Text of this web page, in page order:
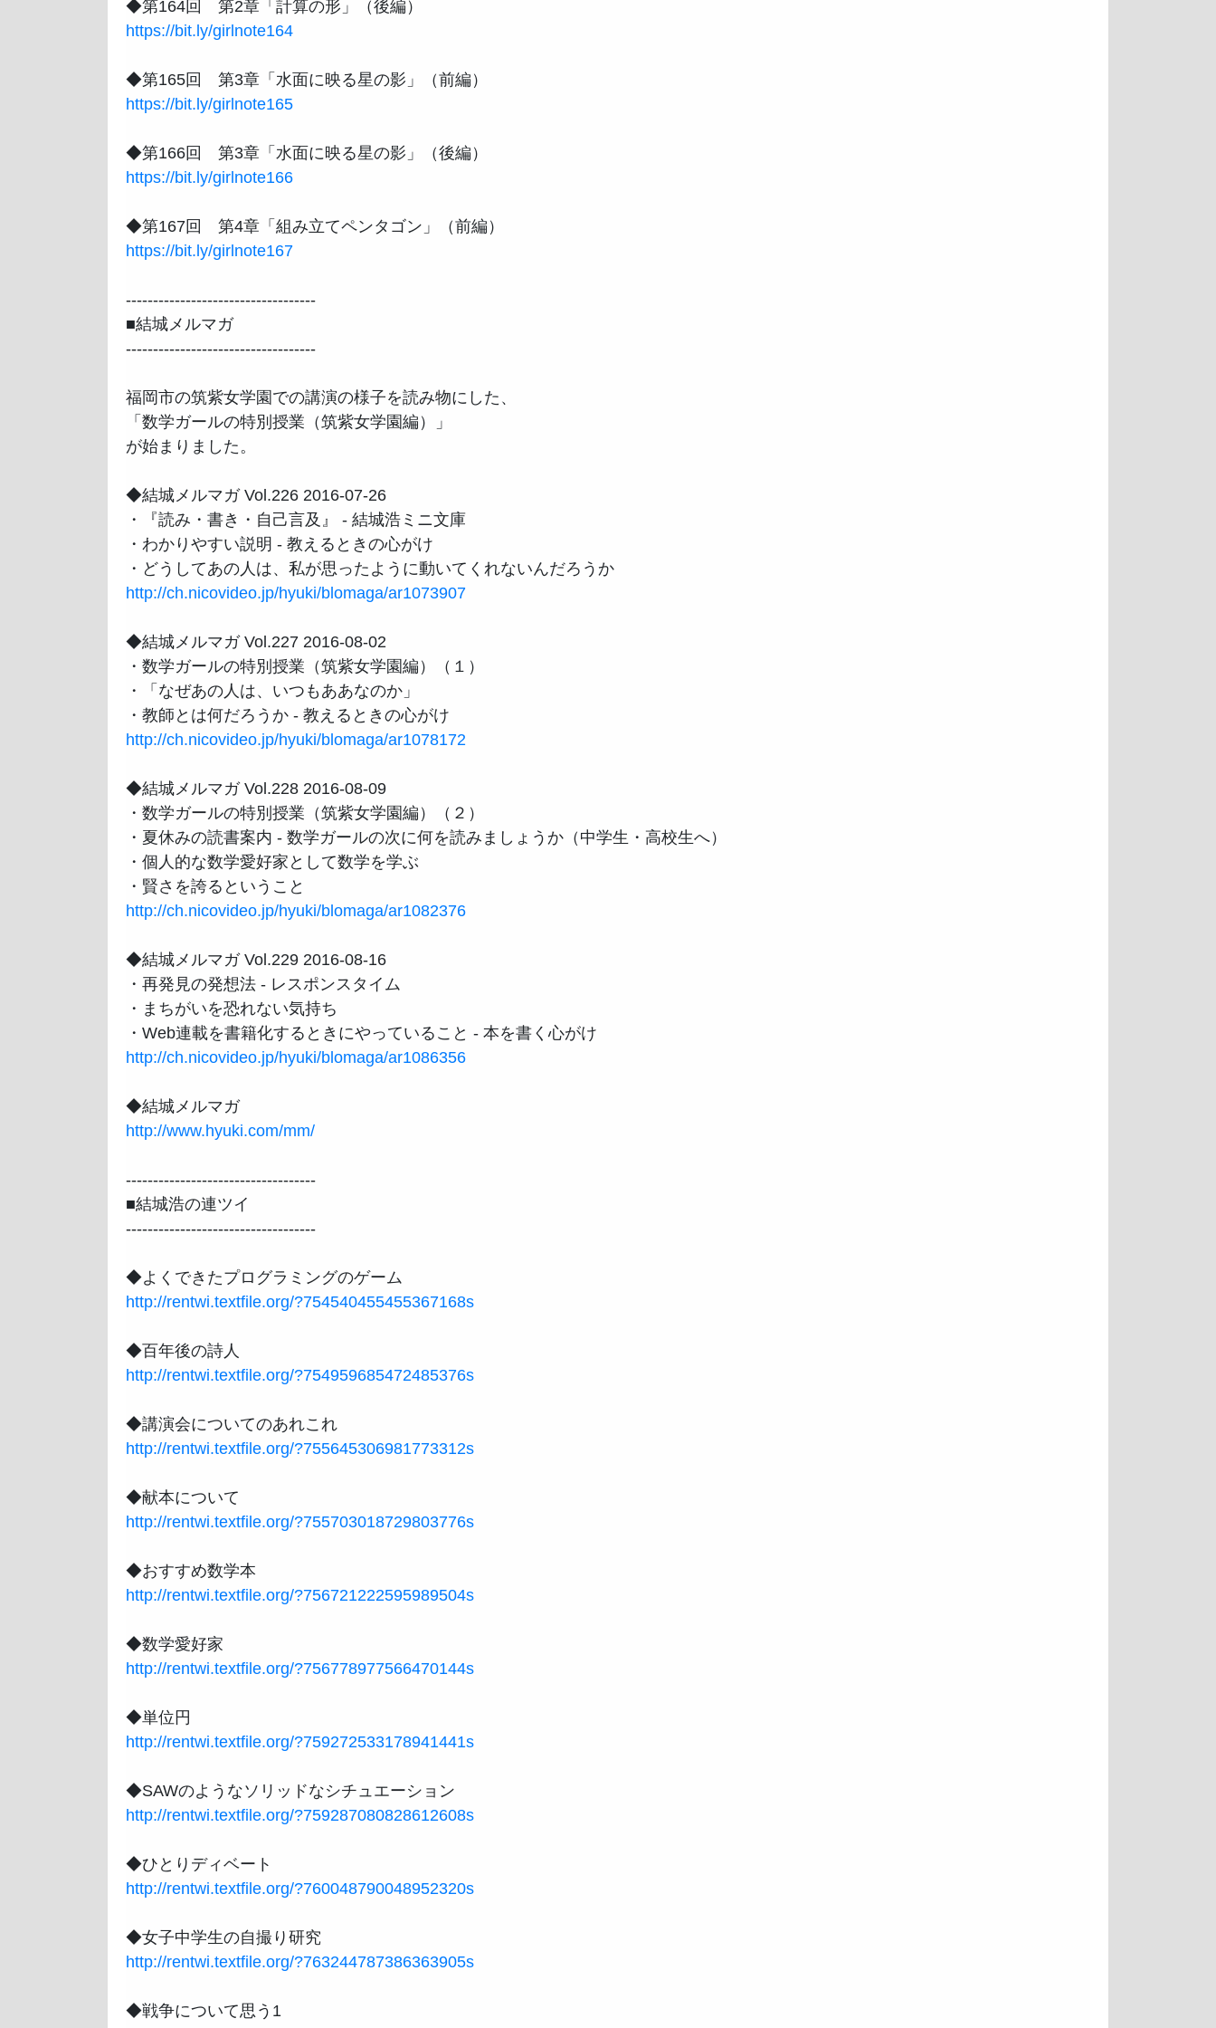
https://bit.ly/girlnote164
https://bit.ly/girlnote165
https://bit.ly/girlnote166
https://bit.ly/girlnote167
-----------------------------------
■結城メルマガ
-----------------------------------
福岡市の筑紫女学園での講演の様子を読み物にした、
「数学ガールの特別授業（筑紫女学園編）」
が始まりました。
◆結城メルマガ Vol.226 2016-07-26
・『読み・書き・自己言及』 - 結城浩ミニ文庫
・わかりやすい説明 - 教えるときの心がけ
http://ch.nicovideo.jp/hyuki/blomaga/ar1073907
◆結城メルマガ Vol.227 2016-08-02
・数学ガールの特別授業（筑紫女学園編）（１）
・「なぜあの人は、いつもああなのか」
http://ch.nicovideo.jp/hyuki/blomaga/ar1078172
◆結城メルマガ Vol.228 2016-08-09
・数学ガールの特別授業（筑紫女学園編）（２）
・夏休みの読書案内 - 数学ガールの次に何を読みましょうか（中学生・高校生へ）
・個人的な数学愛好家として数学を学ぶ
http://ch.nicovideo.jp/hyuki/blomaga/ar1082376
◆結城メルマガ Vol.229 2016-08-16
・再発見の発想法 - レスポンスタイム
・まちがいを恐れない気持ち
http://ch.nicovideo.jp/hyuki/blomaga/ar1086356
http://www.hyuki.com/mm/
-----------------------------------
■結城浩の連ツイ
-----------------------------------
http://rentwi.textfile.org/?754540455455367168s
http://rentwi.textfile.org/?754959685472485376s
http://rentwi.textfile.org/?755645306981773312s
http://rentwi.textfile.org/?755703018729803776s
http://rentwi.textfile.org/?756721222595989504s
http://rentwi.textfile.org/?756778977566470144s
http://rentwi.textfile.org/?759272533178941441s
http://rentwi.textfile.org/?759287080828612608s
http://rentwi.textfile.org/?760048790048952320s
http://rentwi.textfile.org/?763244787386363905s